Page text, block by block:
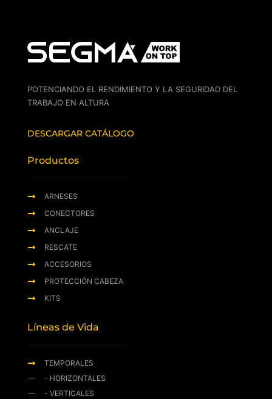
POTENCIANDO EL RENDIMIENTO Y LA SEGURIDAD DEL
TRABAJO EN ALTURA
DESCARGAR CATÁLOGO
Productos
ARNESES
CONECTORES
ANCLAJE
RESCATE
ACCESORIOS
PROTECCIÓN CABEZA
KITS
Líneas de Vida
TEMPORALES
- HORIZONTALES
- VERTICALES